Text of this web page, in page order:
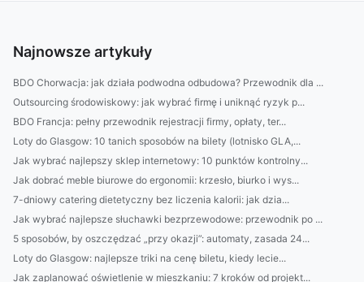
Najnowsze artykuły
BDO Chorwacja: jak działa podwodna odbudowa? Przewodnik dla ...
Outsourcing środowiskowy: jak wybrać firmę i uniknąć ryzyk p...
BDO Francja: pełny przewodnik rejestracji firmy, opłaty, ter...
Loty do Glasgow: 10 tanich sposobów na bilety (lotnisko GLA,...
Jak wybrać najlepszy sklep internetowy: 10 punktów kontrolny...
Jak dobrać meble biurowe do ergonomii: krzesło, biurko i wys...
7-dniowy catering dietetyczny bez liczenia kalorii: jak dzia...
Jak wybrać najlepsze słuchawki bezprzewodowe: przewodnik po ...
5 sposobów, by oszczędzać „przy okazji”: automaty, zasada 24...
Loty do Glasgow: najlepsze triki na cenę biletu, kiedy lecie...
Jak zaplanować oświetlenie w mieszkaniu: 7 kroków od projekt...